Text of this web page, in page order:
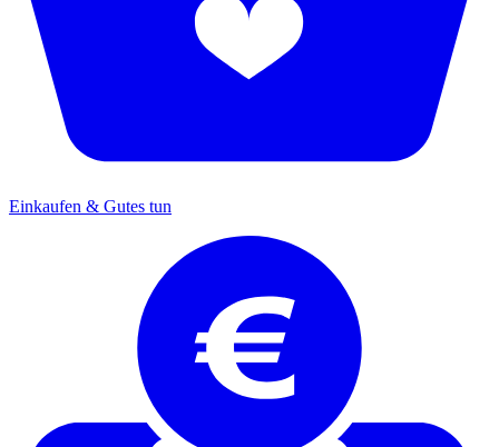
Einkaufen & Gutes tun